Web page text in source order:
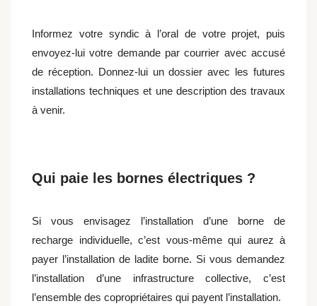
Informez votre syndic à l’oral de votre projet, puis
envoyez-lui votre demande par courrier avec accusé
de réception. Donnez-lui un dossier avec les futures
installations techniques et une description des travaux
à venir.
Qui paie les bornes électriques ?
Si vous envisagez l’installation d’une borne de
recharge individuelle, c’est vous-même qui aurez à
payer l’installation de ladite borne. Si vous demandez
l’installation d’une infrastructure collective, c’est
l’ensemble des copropriétaires qui payent l’installation.